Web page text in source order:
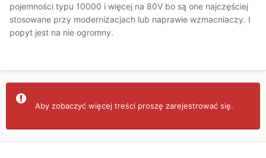
pojemności typu 10000 i więcej na 80V bo są one najczęściej
stosowane przy modernizacjach lub naprawie wzmacniaczy. I
popyt jest na nie ogromny.
Aby zobaczyć więcej treści proszę zarejestrować się.